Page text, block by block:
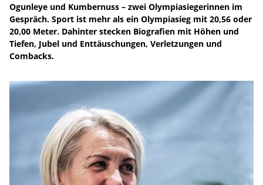
Ogunleye und Kumbernuss – zwei Olympiasiegerinnen im
Gespräch. Sport ist mehr als ein Olympiasieg mit 20,56 oder
20,00 Meter. Dahinter stecken Biografien mit Höhen und
Tiefen, Jubel und Enttäuschungen, Verletzungen und
Combacks.